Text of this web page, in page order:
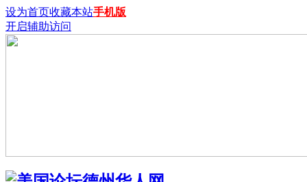
设为首页收藏本站手机版
开启辅助访问